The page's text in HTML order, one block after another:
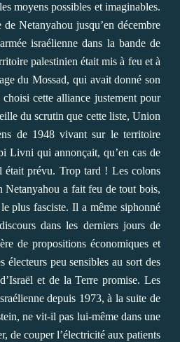
moyens possibles et imaginables.
Netanyahou jusqu’en décembre
israélienne dans la bande de
palestinien était mis à feu et à
du Mossad, qui avait donné son
cette alliance justement pour
du scrutin que cette liste, Union
de 1948 vivant sur le territoire
Livni qui annonçait, qu’en cas de
était prévu. Trop tard ! Les colons
a fait feu de tout bois,
plus fasciste. Il a même siphonné
dans les derniers jours de
de propositions économiques et
électeurs peu sensibles au sort des
et de la Terre promise. Les
depuis 1973, à la suite de
ne vit-il pas lui-même dans une
de couper l’électricité aux patients